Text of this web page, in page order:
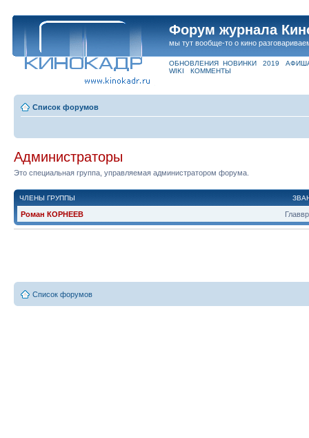
Форум журнала
мы тут вообще-то о кино
ОБНОВЛЕНИЯ НОВИНКИ 2019
WIKI
КОММЕНТЫ
Список форумов
Администраторы
Это специальная группа, управляемая администратором форума.
ЧЛЕНЫ ГРУППЫ
Роман КОРНЕЕВ
Список форумов